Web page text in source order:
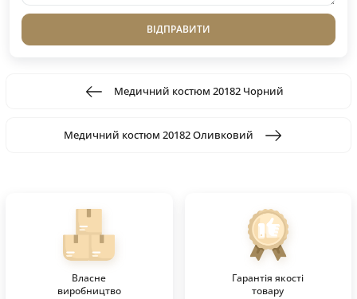
ВІДПРАВИТИ
Медичний костюм 20182 Чорний
Медичний костюм 20182 Оливковий
Власне
виробництво
Гарантія якості
товару